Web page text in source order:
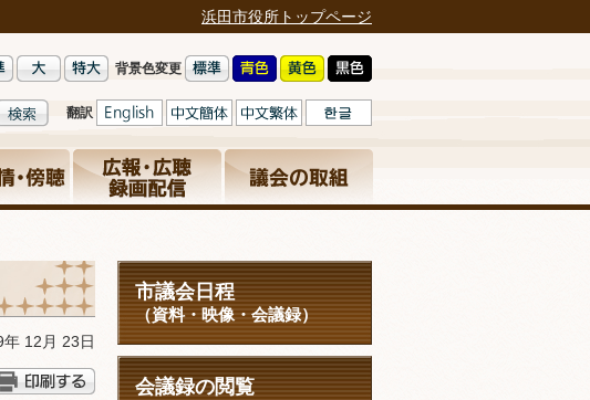
浜田市役所トップページ
背景色変更
翻訳
年 12月 23日
市議会日程
（資料・映像・会議録）
会議録の閲覧